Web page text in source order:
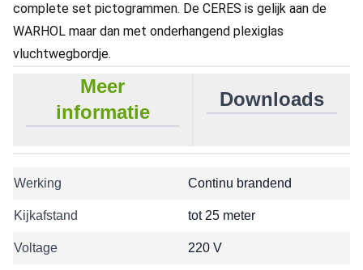
complete set pictogrammen. De CERES is gelijk aan de
WARHOL maar dan met onderhangend plexiglas
vluchtwegbordje.
Meer
informatie
Downloads
Werking Continu brandend
Kijkafstand tot 25 meter
Voltage 220 V